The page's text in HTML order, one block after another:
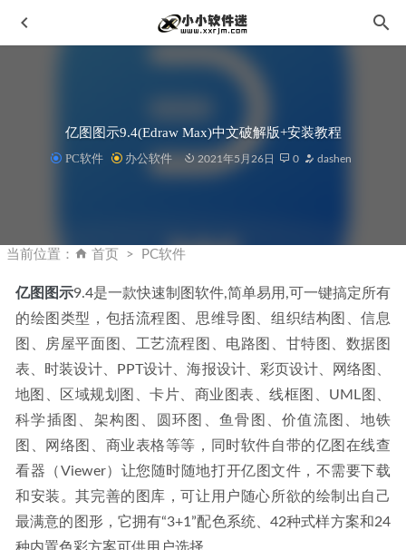
亿图图示9.4(Edraw Max)中文破解版+安装教程
PC软件 办公软件 2021年5月26日 0 dashen
当前位置： 首页 PC软件
亿图图示9.4是一款快速制图软件,简单易用,可一键搞定所有
的绘图类型，包括流程图、思维导图、组织结构图、信息
图、房屋平面图、工艺流程图、电路图、甘特图、数据图
表、时装设计、PPT设计、海报设计、彩页设计、网络图、
地图、区域规划图、卡片、商业图表、线框图、UML图、
科学插图、架构图、圆环图、鱼骨图、价值流图、地铁
图、网络图、商业表格等等，同时软件自带的亿图在线查
看器（Viewer）让您随时随地打开亿图文件，不需要下载
和安装。其完善的图库，可让用户随心所欲的绘制出自己
最满意的图形，它拥有“3+1”配色系统、42种式样方案和24
2023-02-06
剪映专业版v3.7.0.9044-视频剪辑软件 2023-01-09
Enfocus PitStop Pro 2023 中文破解版+64位动作汉化版
2024-01-02
Adobe XD 2021_36.1.32中文破解版
2021-02-18